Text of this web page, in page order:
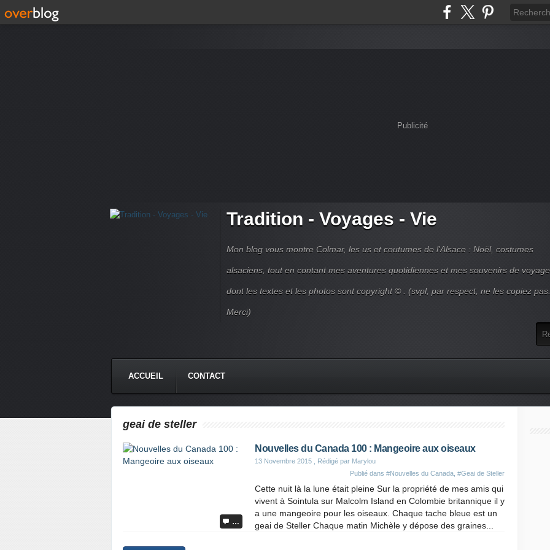
Publicité
Tradition - Voyages - Vie
Mon blog vous montre Colmar, les us et coutumes de l'Alsace : Noël, costumes
alsaciens, tout en contant mes aventures quotidiennes et mes souvenirs de
dont les textes et les photos sont copyright © . (svpl, par respect, ne les copiez pas.
Merci)
ACCUEIL CONTACT
geai de steller
…
Nouvelles du Canada 100 : Mangeoire aux oiseaux
13 Novembre 2015 , Rédigé par Marylou
Publié dans #Nouvelles du Canada #Geai de Steller
Cette nuit là la lune était pleine Sur la propriété de mes amis qui
vivent à Sointula sur Malcolm Island en Colombie britannique il y
a une mangeoire pour les oiseaux. Chaque tache bleue est un
geai de Steller Chaque matin Michèle y dépose des graines...